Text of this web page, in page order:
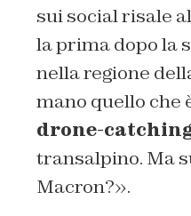
sui social risale
la prima dopo la
nella regione
mano quello che
drone-
transalpino. Ma
Macron?».